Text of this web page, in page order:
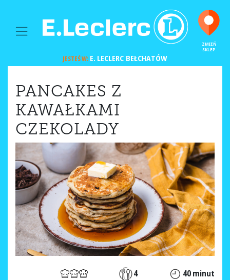
MAIN NAVIGATION
ZMIEŃ
SKLEP
JESTEŚ W: E. LECLERC BEŁCHATÓW
PANCAKES Z
KAWAŁKAMI
CZEKOLADY
4 40 minut